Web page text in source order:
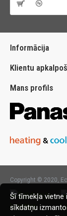
Informācija
Klientu
Mans profils
Copyright © 2020,
Šī tīmekļa vietne
sīkdatņu